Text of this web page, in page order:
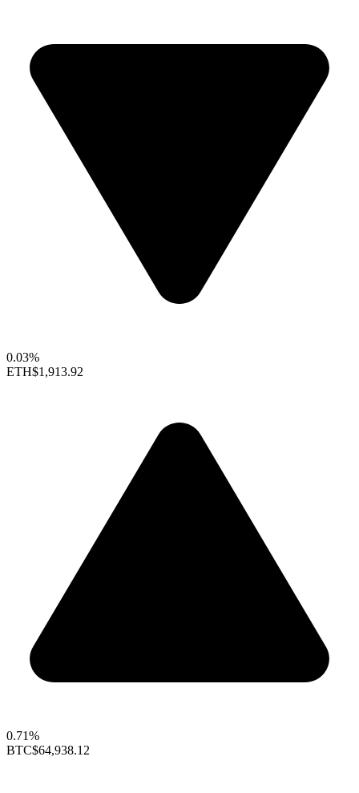
0.03%
ETH$1,913.92
0.71%
BTC$64,938.12